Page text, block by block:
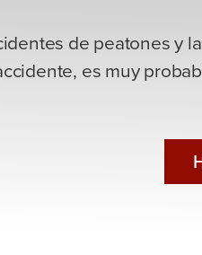
de peatones y
es muy